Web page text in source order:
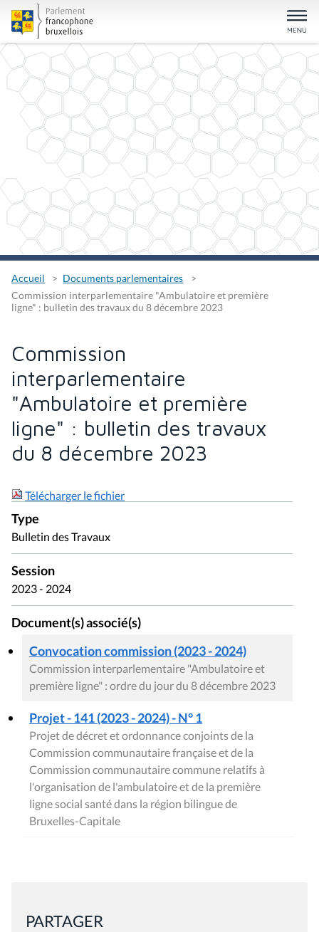
Accueil
Documents parlementaires
Commission interparlementaire "Ambulatoire et première
ligne" : bulletin des travaux du 8 décembre 2023
Commission
interparlementaire
"Ambulatoire et première
ligne" : bulletin des travaux
du 8 décembre 2023
Télécharger le fichier
Type
Bulletin des Travaux
Session
2023 - 2024
Document(s) associé(s)
Convocation commission (2023 - 2024)
Commission interparlementaire "Ambulatoire et
première ligne" : ordre du jour du 8 décembre 2023
Projet - 141 (2023 - 2024) - N° 1
Projet de décret et ordonnance conjoints de la
Commission communautaire française et de la
Commission communautaire commune relatifs à
l'organisation de l'ambulatoire et de la première
ligne social santé dans la région bilingue de
Bruxelles-Capitale
PARTAGER